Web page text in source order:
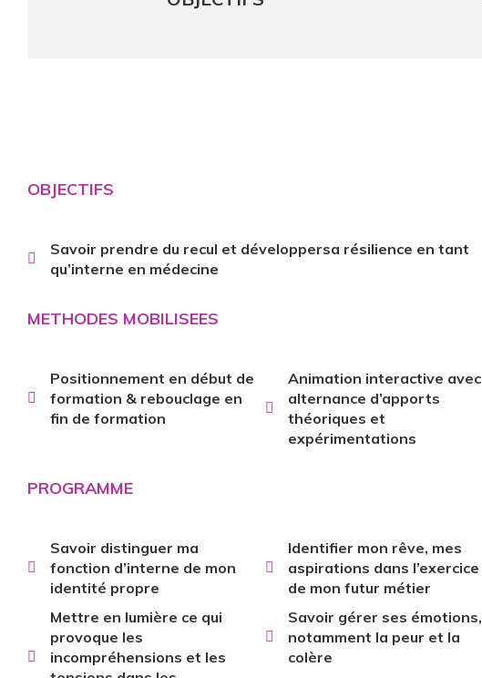
OBJECTIFS
Savoir prendre du recul et développersa résilience en tant
qu’interne en médecine
METHODES MOBILISEES
Positionnement en début de
formation & rebouclage en
fin de formation
Animation interactive avec
alternance d’apports
théoriques et
expérimentations
PROGRAMME
Savoir distinguer ma
fonction d’interne de mon
identité propre
Mettre en lumière ce qui
provoque les
incompréhensions et les
Identifier mon rêve, mes
aspirations dans l’exercice
de mon futur métier
Savoir gérer ses émotions,
notamment la peur et la
colère